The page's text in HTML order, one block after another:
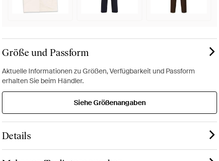
Größe und Passform
Aktuelle Informationen zu Größen, Verfügbarkeit und Passform
erhalten Sie beim Händler.
Siehe Größenangaben
Details